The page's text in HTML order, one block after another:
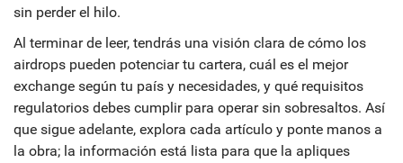
sin perder el hilo.
Al terminar de leer, tendrás una visión clara de cómo los
airdrops pueden potenciar tu cartera, cuál es el mejor
exchange según tu país y necesidades, y qué requisitos
regulatorios debes cumplir para operar sin sobresaltos. Así
que sigue adelante, explora cada artículo y ponte manos a
la obra; la información está lista para que la apliques